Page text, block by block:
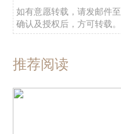
如有意愿转载，请发邮件至
确认及授权后，方可转载。
推荐阅读